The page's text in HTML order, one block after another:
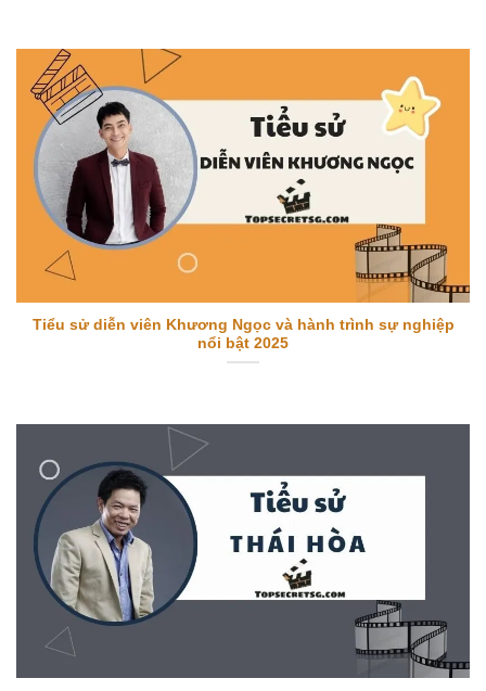
Tiểu sử diễn viên Khương Ngọc và hành trình sự nghiệp
nổi bật 2025